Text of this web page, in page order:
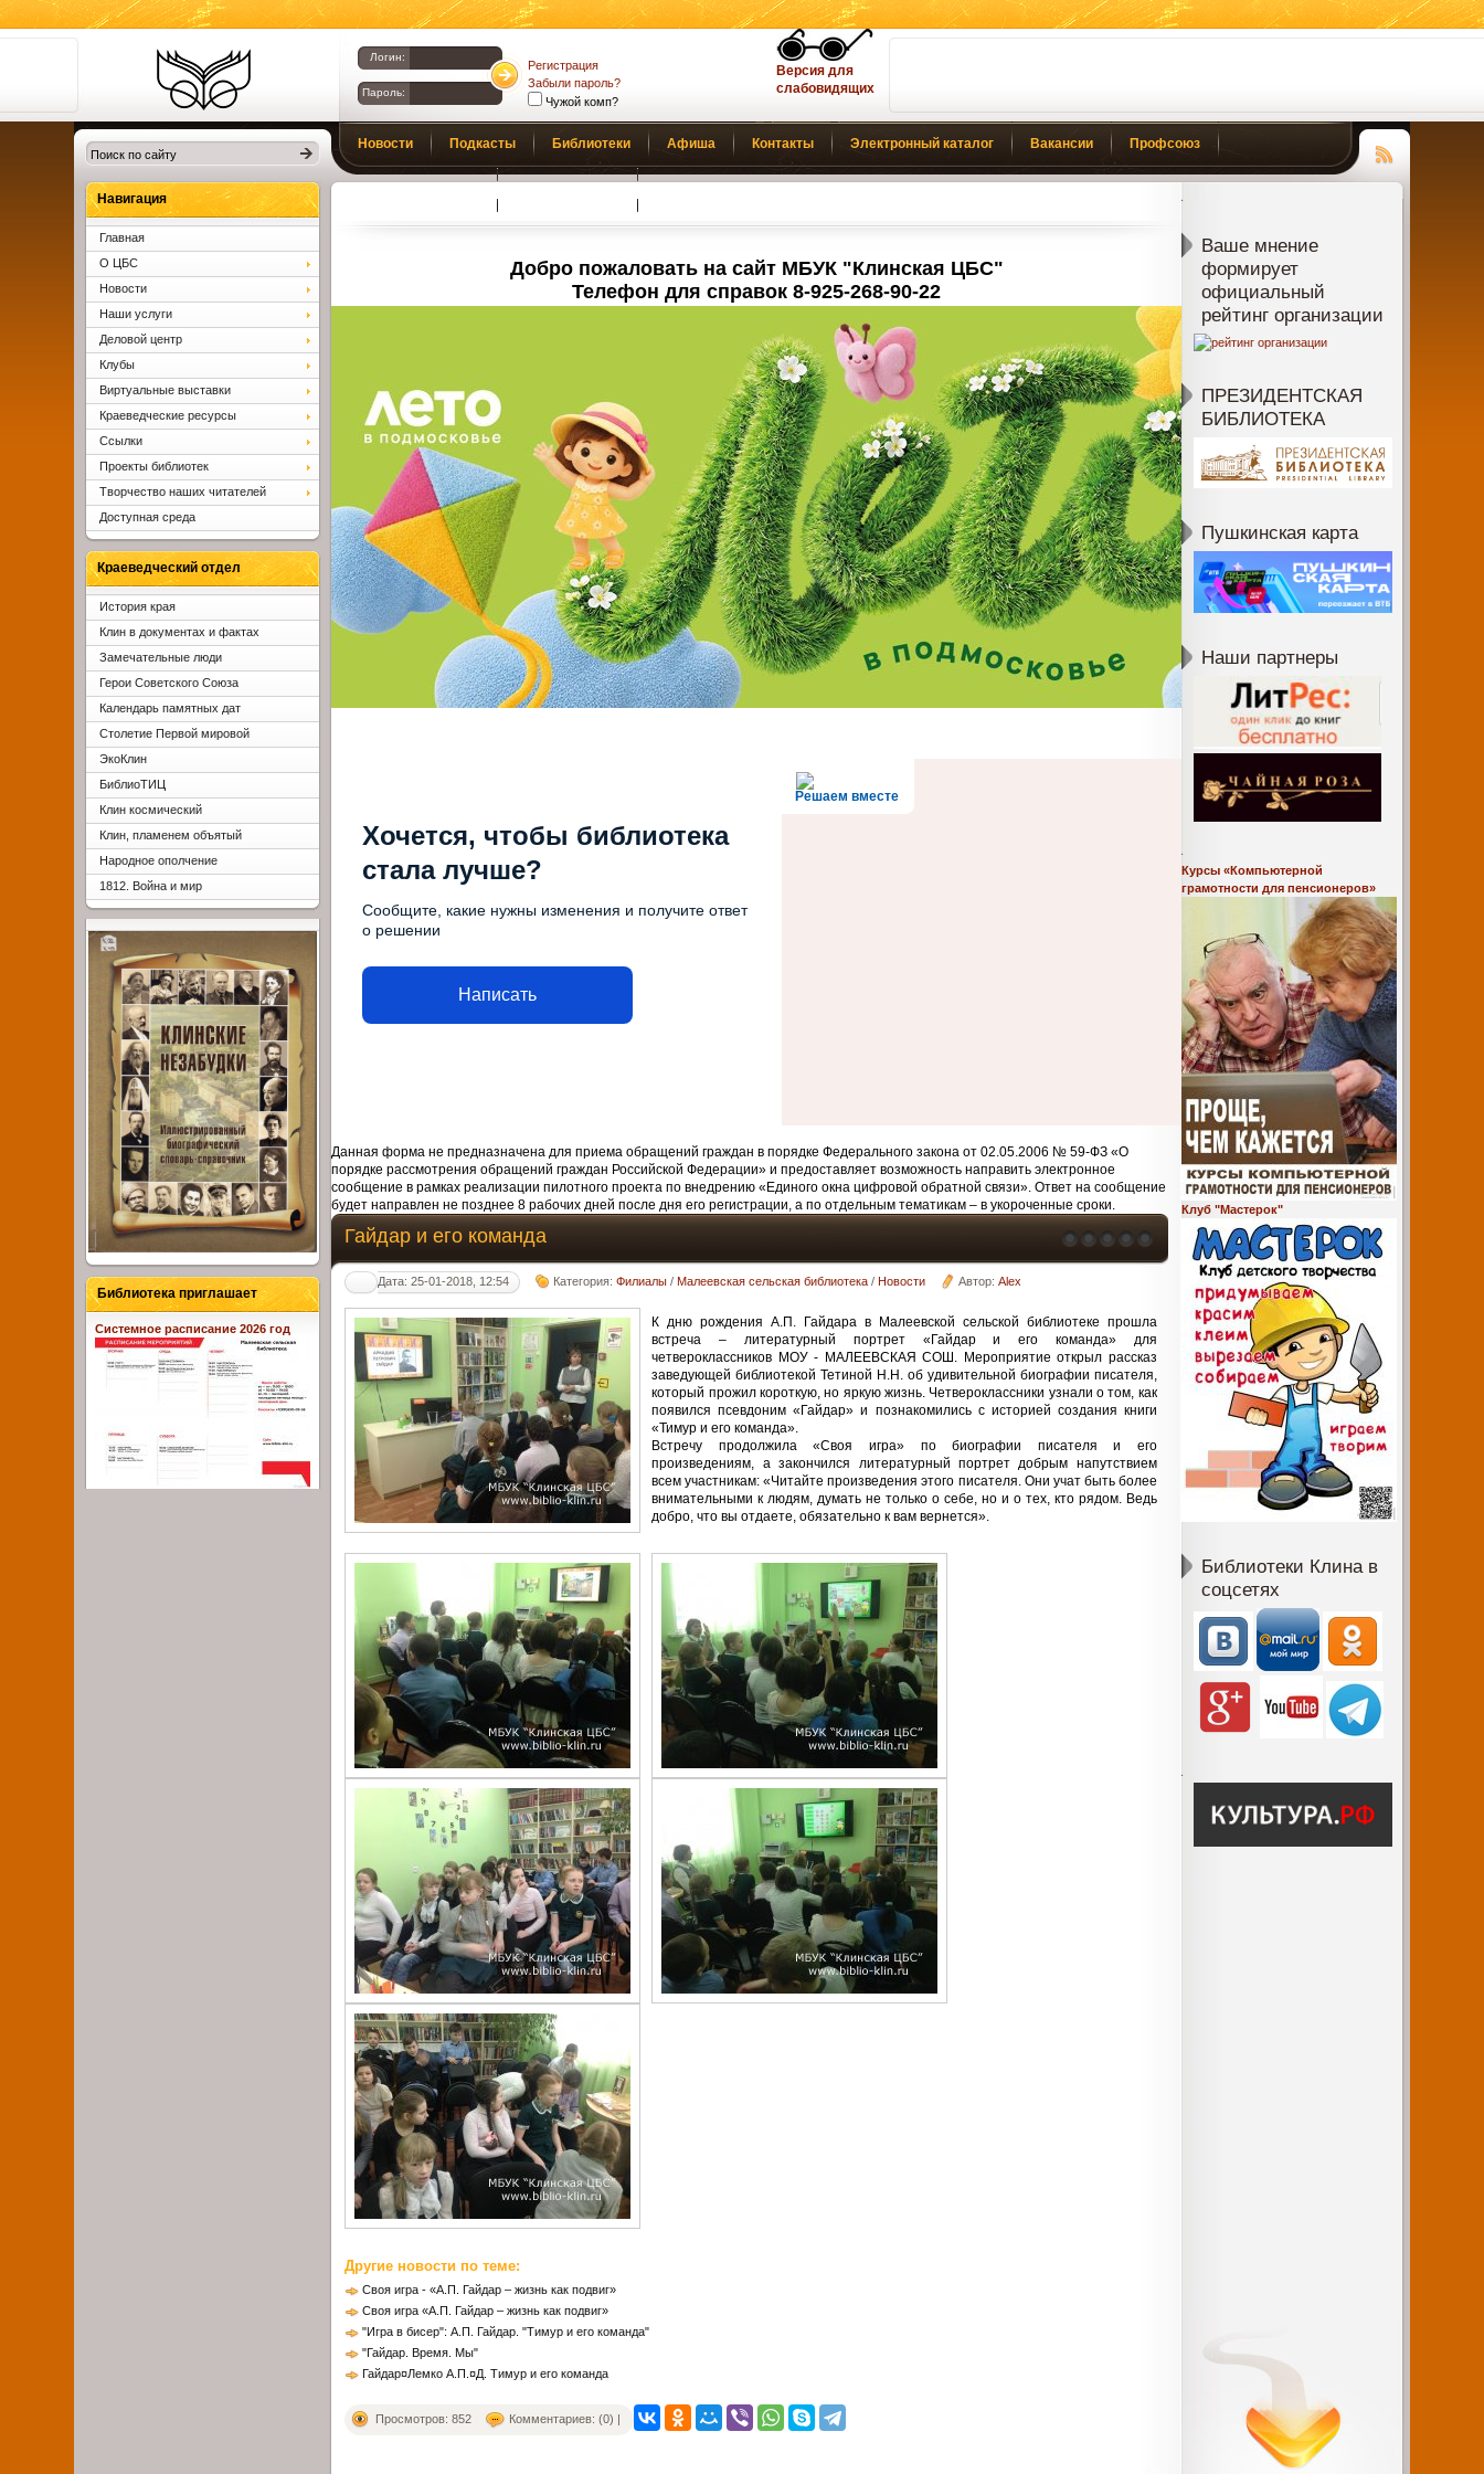
Библиотеки
Клина. Клинская
ЦБС.
Логин:
Пароль:
Регистрация
Забыли пароль?
Чужой комп?
Версия для
слабовидящих
Новости Подкасты Библиотеки Афиша Контакты Электронный каталог Вакансии Профсоюз
Чтение
Добро пожаловать на сайт МБУК "Клинская ЦБС"
Телефон для справок 8-925-268-90-22
Решаем вместе
Хочется, чтобы библиотека
стала лучше?
Сообщите, какие нужны изменения и получите ответ
о решении
Написать
Данная форма не предназначена для приема обращений граждан в порядке Федерального закона от 02.05.2006 № 59-ФЗ «О
порядке рассмотрения обращений граждан Российской Федерации» и предоставляет возможность направить электронное
сообщение в рамках реализации пилотного проекта по внедрению «Единого окна цифровой обратной связи». Ответ на сообщение
будет направлен не позднее 8 рабочих дней после дня его регистрации, а по отдельным тематикам – в укороченные сроки.
Гайдар и его команда
Дата: 25-01-2018, 12:54 Категория:Филиалы /Малеевская сельская библиотека /Новости Автор:Alex
К дню рождения А.П. Гайдара в Малеевской сельской библиотеке прошла
встреча – литературный портрет «Гайдар и его команда» для
четвероклассников МОУ - МАЛЕЕВСКАЯ СОШ. Мероприятие открыл рассказ
заведующей библиотекой Тетиной Н.Н. об удивительной биографии писателя,
который прожил короткую, но яркую жизнь. Четвероклассники узнали о том, как
появился псевдоним «Гайдар» и познакомились с историей создания книги
«Тимур и его команда».
Встречу продолжила «Своя игра» по биографии писателя и его
произведениям, а закончился литературный портрет добрым напутствием
всем участникам: «Читайте произведения этого писателя. Они учат быть более
внимательными к людям, думать не только о себе, но и о тех, кто рядом. Ведь
добро, что вы отдаете, обязательно к вам вернется».
Другие новости по теме:
Своя игра - «А.П. Гайдар – жизнь как подвиг»
Своя игра «А.П. Гайдар – жизнь как подвиг»
"Игра в бисер": А.П. Гайдар. "Тимур и его команда"
"Гайдар. Время. Мы"
Гайдар¤Лемко А.П.¤Д. Тимур и его команда
Просмотров: 852 Комментариев: (0) |
Ваше мнение
формирует
официальный
рейтинг организации
ПРЕЗИДЕНТСКАЯ
БИБЛИОТЕКА
Пушкинская карта
Наши партнеры
Курсы «Компьютерной
грамотности для пенсионеров»
Клуб "Мастерок"
Библиотеки Клина в
соцсетях
Навигация
Главная
О ЦБС
Новости
Наши услуги
Деловой центр
Клубы
Виртуальные выставки
Краеведческие ресурсы
Ссылки
Проекты библиотек
Творчество наших читателей
Доступная среда
Краеведческий отдел
История края
Клин в документах и фактах
Замечательные люди
Герои Советского Союза
Календарь памятных дат
Столетие Первой мировой
ЭкоКлин
БиблиоТИЦ
Клин космический
Клин, пламенем объятый
Народное ополчение
1812. Война и мир
Библиотека приглашает
Системное расписание 2026 год